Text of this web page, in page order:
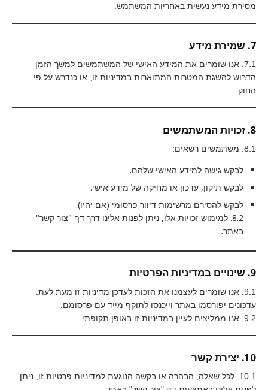
מסירת מידע נעשית באחריות המשתמש.
7. שמירת מידע
7.1. אנו שומרים את המידע האישי של המשתמשים למשך הזמן
הדרוש להשגת המטרות המתוארות במדיניות זו, או כנדרש על פי
החוק.
8. זכויות המשתמשים
8.1. משתמשים רשאים:
לבקש גישה למידע האישי שלהם.
לבקש תיקון, עדכון או מחיקה של מידע אישי.
לבקש להסירם מרשימות דיוור פרסומי (אם יהיו).
8.2. למימוש זכויות אלו, ניתן לפנות אלינו דרך דף "צור קשר"
באתר.
9. שינויים במדיניות הפרטיות
9.1. אנו שומרים לעצמנו את הזכות לעדכן מדיניות זו מעת לעת.
עדכונים יפורסמו באתר וייכנסו לתוקף מייד עם פרסומם.
9.2. אנו ממליצים לעיין במדיניות זו באופן תקופתי.
10. יצירת קשר
10.1. לכל שאלה, הבהרה או בקשה הנוגעת למדיניות פרטיות זו, ניתן